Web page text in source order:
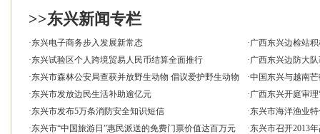
>>东兴新闻专栏
·东兴电子商务步入发展新常态 ·广西东兴边检站
·东兴试验区个人跨境贸易人民币结算全面推行 ·广西东兴边防大
·东兴市森林公安局查获并放野生动物 倡议爱护野生动物 ·中国东兴与越南
·东兴市发放边民生活补助逾亿元 ·广西东兴开庭审
·东兴市发布5万条消防安全知识短信 ·东兴市海洋渔业
·东兴市“中国旅游日”惠民派送的免费门票价值达百万元 ·东兴市召开2013